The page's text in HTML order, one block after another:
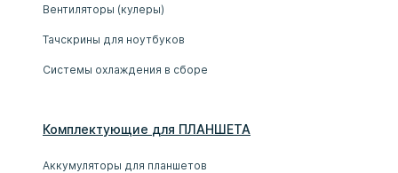
Вентиляторы (кулеры)
Тачскрины для ноутбуков
Системы охлаждения в сборе
Комплектующие для ПЛАНШЕТА
Аккумуляторы для планшетов